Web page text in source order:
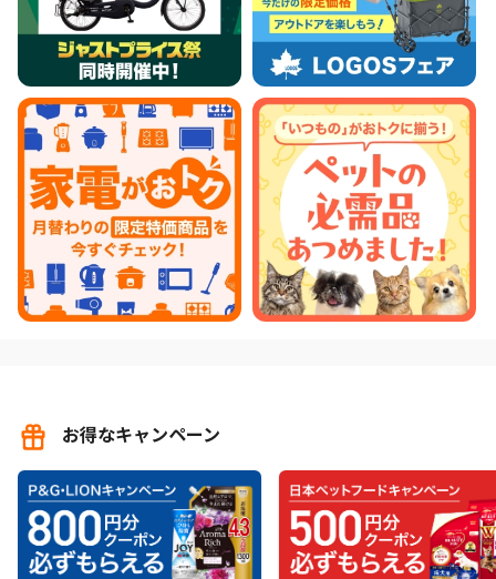
お得なキャンペーン